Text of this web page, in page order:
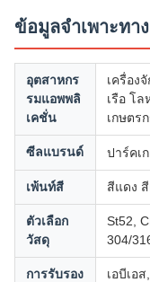
ข้อมูลจำเพาะทา
อุตสาหกร
รมแอพพลิ
เคชั่น
เครื่อง
เรือ โ
เกษตร
ซีลแบรนด์ ปาร์คเก
เพ้นท์สี สีแดง
ตัวเลือก
วัสดุ
St52,
304/
การรับรอง เอบีเอ